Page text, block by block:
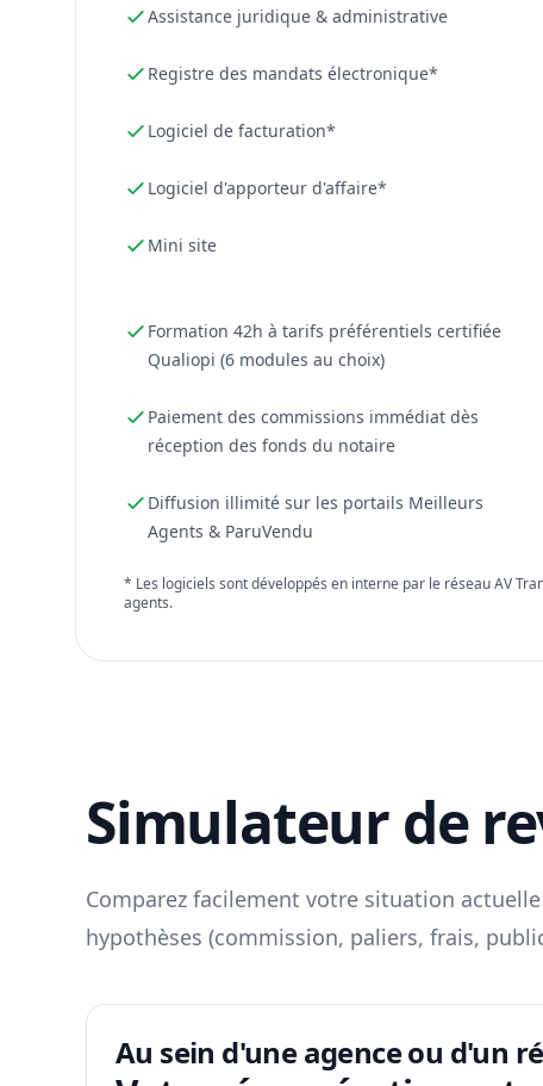
Assistance juridique & administrative
Registre des mandats électronique*
Logiciel de facturation*
Logiciel d'apporteur d'affaire*
Mini site
Formation 42h à tarifs préférentiels certifiée
Qualiopi (6 modules au choix)
Paiement des commissions immédiat dès
réception des fonds du notaire
Diffusion illimité sur les portails Meilleurs
Agents & ParuVendu
* Les logiciels sont développés en interne par le réseau AV
agents.
Simulateur de
Comparez facilement votre situation
hypothèses (commission, paliers, frais,
Au sein d'une agence ou d'un